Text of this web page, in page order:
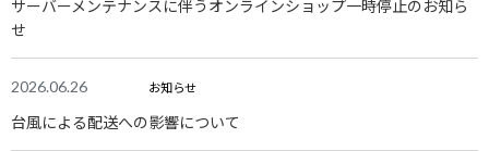
サーバーメンテナンスに伴うオンラインショップ一時停止のお知ら
せ
2026.06.26 お知らせ
台風による配送への影響について